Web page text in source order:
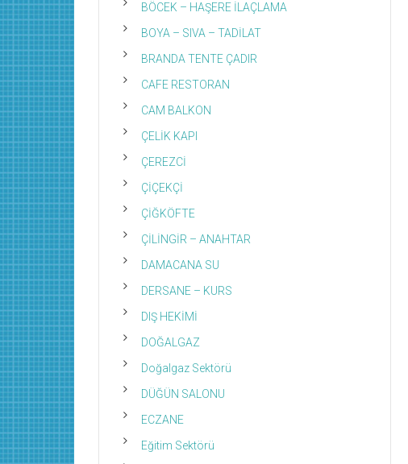
BÖCEK – HAŞERE İLAÇLAMA
BOYA – SIVA – TADİLAT
BRANDA TENTE ÇADIR
CAFE RESTORAN
CAM BALKON
ÇELİK KAPI
ÇEREZCİ
ÇİÇEKÇİ
ÇİĞKÖFTE
ÇİLİNGİR – ANAHTAR
DAMACANA SU
DERSANE – KURS
DIŞ HEKİMİ
DOĞALGAZ
Doğalgaz Sektörü
DÜĞÜN SALONU
ECZANE
Eğitim Sektörü